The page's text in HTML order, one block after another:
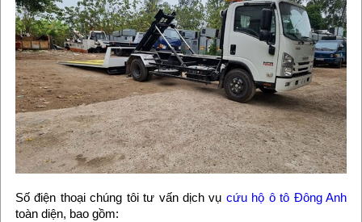
Số điện thoại chúng tôi tư vấn dịch vụ cứu hộ ô tô Đông Anh
toàn diện, bao gồm: